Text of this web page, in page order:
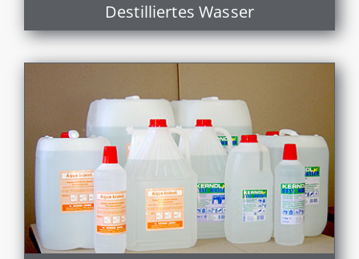
Destilliertes Wasser